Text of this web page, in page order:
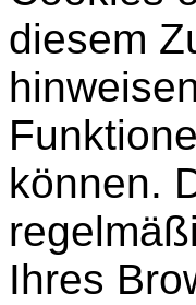
diesem
können.
Ihres